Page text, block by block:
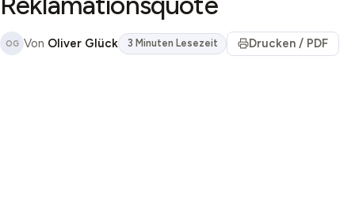
OG Von Oliver Glück 3 Minuten Lesezeit Drucken / PDF